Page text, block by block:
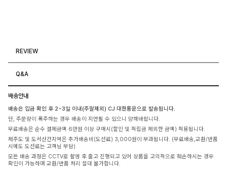
REVIEW
Q&A
배송안내
배송은 입금 확인 후 2~3일 이내(주말제외) CJ 대한통운으로 발송됩니다.
단, 주문량이 폭주하는 경우 배송이 지연될 수 있으니 양해바랍니다.
무료배송은 순수 결제금액 6만원 이상 구매시(할인 및 적립금 제외한 금액) 적용됩니다.
제주도 및 도서산간지역은 추가배송비(도선료) 3,000원이 부과됩니다. (무료배송,교환/반품
시에도 도선료는 고객님 부담)
모든 배송 과정은 CCTV로 촬영 후 출고 진행되고 있어 상품을 고의적으로 훼손하시는 경우
확인이 가능하며 교환/반품 처리 절대 불가합니다.